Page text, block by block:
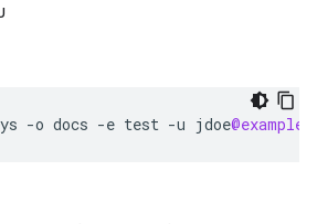
-o docs -e test -u jdoe@example